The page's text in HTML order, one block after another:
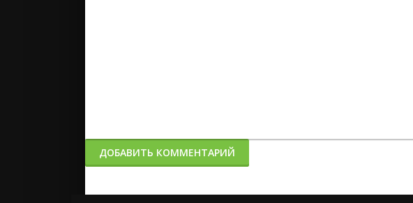
ДОБАВИТЬ КОММЕНТАРИЙ